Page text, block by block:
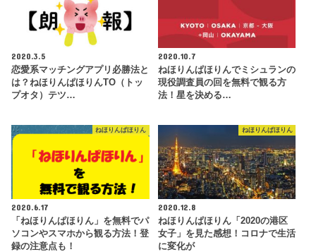
2020.3.5
恋愛系マッチングアプリ必勝法と
は？ねほりんぱほりんTO（トッ
プオタ）テツ…
2020.10.7
ねほりんぱほりんでミシュランの
現役調査員の回を無料で観る方
法！星を決める…
ねほりんぱほりん
2020.6.17
「ねほりんぱほりん」を無料でパ
ソコンやスマホから観る方法！登
録の注意点も！
ねほりんぱほりん
2020.12.8
ねほりんぱほりん「2020の港区
女子」を見た感想！コロナで生活
に変化が